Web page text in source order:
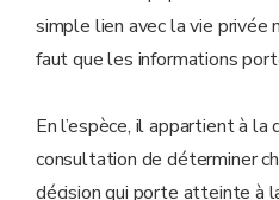
simple lien avec la vie
faut que les informations
En l’espèce, il appartient à la
consultation de déterminer
décision qui porte atteinte à